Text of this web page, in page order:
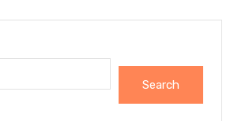
Search